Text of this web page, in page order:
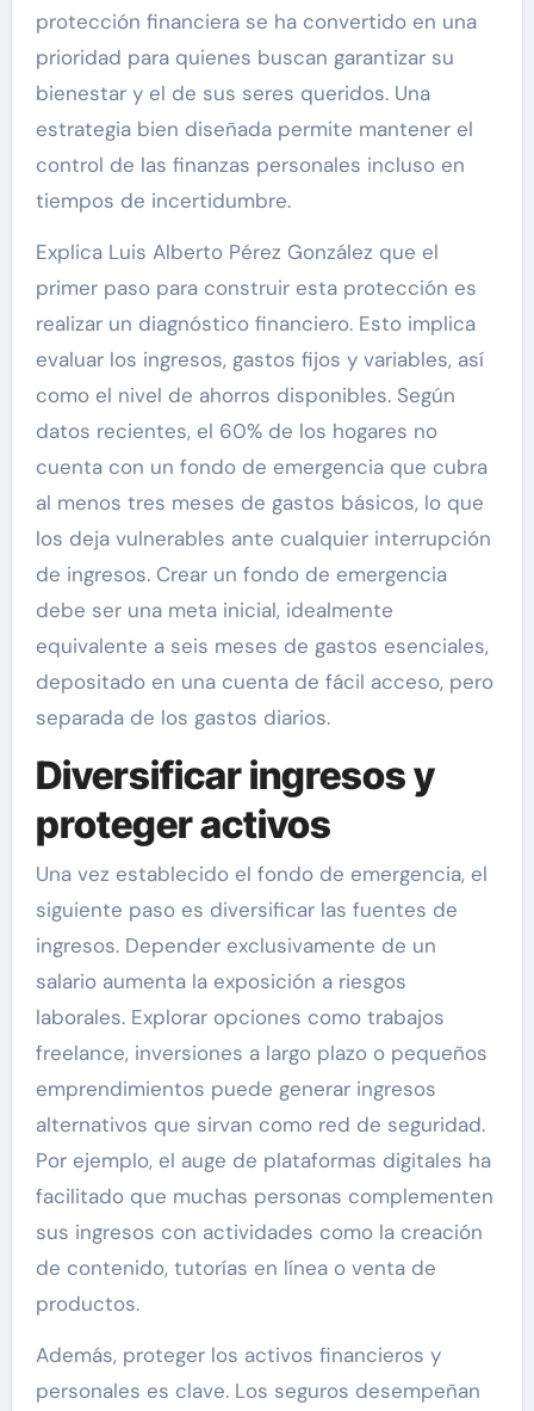
protección financiera se ha convertido en una
prioridad para quienes buscan garantizar su
bienestar y el de sus seres queridos. Una
estrategia bien diseñada permite mantener el
control de las finanzas personales incluso en
tiempos de incertidumbre.
Explica Luis Alberto Pérez González que el
primer paso para construir esta protección es
realizar un diagnóstico financiero. Esto implica
evaluar los ingresos, gastos fijos y variables, así
como el nivel de ahorros disponibles. Según
datos recientes, el 60% de los hogares no
cuenta con un fondo de emergencia que cubra
al menos tres meses de gastos básicos, lo que
los deja vulnerables ante cualquier interrupción
de ingresos. Crear un fondo de emergencia
debe ser una meta inicial, idealmente
equivalente a seis meses de gastos esenciales,
depositado en una cuenta de fácil acceso, pero
separada de los gastos diarios.
Diversificar ingresos y
proteger activos
Una vez establecido el fondo de emergencia, el
siguiente paso es diversificar las fuentes de
ingresos. Depender exclusivamente de un
salario aumenta la exposición a riesgos
laborales. Explorar opciones como trabajos
freelance, inversiones a largo plazo o pequeños
emprendimientos puede generar ingresos
alternativos que sirvan como red de seguridad.
Por ejemplo, el auge de plataformas digitales ha
facilitado que muchas personas complementen
sus ingresos con actividades como la creación
de contenido, tutorías en línea o venta de
productos.
Además, proteger los activos financieros y
personales es clave. Los seguros desempeñan